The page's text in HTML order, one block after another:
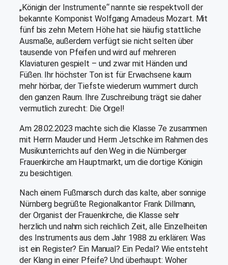
„Königin der Instrumente“ nannte sie respektvoll der
bekannte Komponist Wolfgang Amadeus Mozart. Mit
fünf bis zehn Metern Höhe hat sie häufig stattliche
Ausmaße, außerdem verfügt sie nicht selten über
tausende von Pfeifen und wird auf mehreren
Klaviaturen gespielt – und zwar mit Händen und
Füßen. Ihr höchster Ton ist für Erwachsene kaum
mehr hörbar, der Tiefste wiederum wummert durch
den ganzen Raum. Ihre Zuschreibung trägt sie daher
vermutlich zurecht: Die Orgel!
Am 28.02.2023 machte sich die Klasse 7e zusammen
mit Herrn Mauder und Herrn Jetschke im Rahmen des
Musikunterrichts auf den Weg in die Nürnberger
Frauenkirche am Hauptmarkt, um die dortige Königin
zu besichtigen.
Nach einem Fußmarsch durch das kalte, aber sonnige
Nürnberg begrüßte Regionalkantor Frank Dillmann,
der Organist der Frauenkirche, die Klasse sehr
herzlich und nahm sich reichlich Zeit, alle Einzelheiten
des Instruments aus dem Jahr 1988 zu erklären: Was
ist ein Register? Ein Manual? Ein Pedal? Wie entsteht
der Klang in einer Pfeife? Und überhaupt: Woher